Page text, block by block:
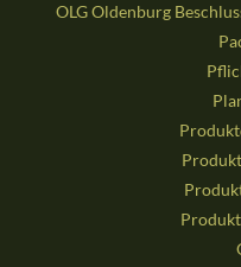
OLG Oldenburg